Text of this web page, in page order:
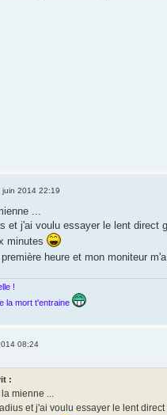
juin 2014 22:19
...
et j'ai voulu essayer le lent direct
minutes
heure et mon moniteur
!
la mort t'entraine
08:24
:
mienne ...
et j'ai voulu essayer le lent